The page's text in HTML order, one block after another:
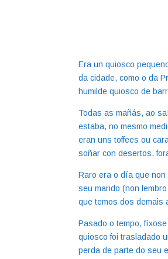
Era un quiosco
da cidade, como o da
humilde quiosco de
Todas as mañás, ao
estaba, no mesmo
eran uns toffees ou
soñar con desertos,
Raro era o día que
seu marido (non
que temos dos demais
Pasado o tempo,
quiosco foi trasladado
perda de parte do seu